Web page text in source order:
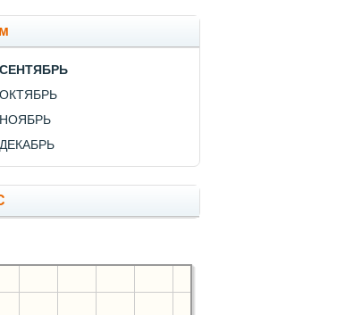
СЕНТЯБРЬ
ОКТЯБРЬ
НОЯБРЬ
ДЕКАБРЬ